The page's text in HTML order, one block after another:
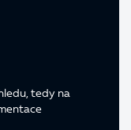
tedy na